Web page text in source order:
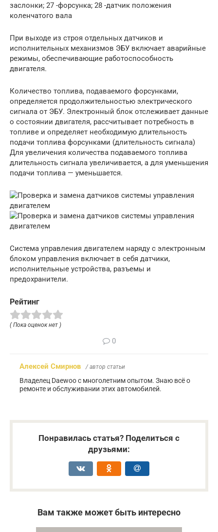
заслонки; 27 -форсунка; 28 -датчик положения
коленчатого вала
При выходе из строя отдельных датчиков и
исполнительных механизмов ЭБУ включает аварийные
режимы, обеспечивающие работоспособность
двигателя.
Количество топлива, подаваемого форсунками,
определяется продолжительностью электрического
сигнала от ЭБУ. Электронный блок отслеживает данные
о состоянии двигателя, рассчитывает потребность в
топливе и определяет необходимую длительность
подачи топлива форсунками (длительность сигнала)
Для увеличения количества подаваемого топлива
длительность сигнала увеличивается, а для уменьшения
подачи топлива — уменьшается.
Система управления двигателем наряду с электронным
блоком управления включает в себя датчики,
исполнительные устройства, разъемы и
предохранители.
Рейтинг
( Пока оценок нет )
0
Алексей Смирнов / автор статьи
Владелец Daewoo с многолетним опытом. Знаю всё о
ремонте и обслуживании этих автомобилей.
Понравилась статья? Поделиться с
друзьями:
Вам также может быть интересно